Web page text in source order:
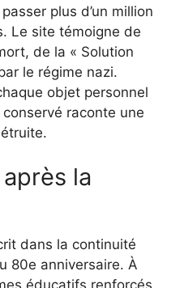
plus d’un million
Le site témoigne de
de la « Solution
le régime nazi.
objet personnel
raconte une
la
dans la continuité
80e anniversaire. À